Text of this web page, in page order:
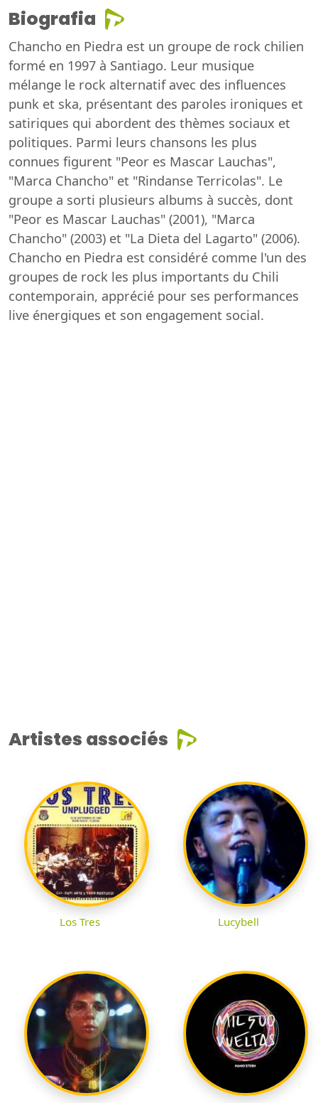
Biografia
Chancho en Piedra est un groupe de rock chilien
formé en 1997 à Santiago. Leur musique
mélange le rock alternatif avec des influences
punk et ska, présentant des paroles ironiques et
satiriques qui abordent des thèmes sociaux et
politiques. Parmi leurs chansons les plus
connues figurent "Peor es Mascar Lauchas",
"Marca Chancho" et "Rindanse Terricolas". Le
groupe a sorti plusieurs albums à succès, dont
"Peor es Mascar Lauchas" (2001), "Marca
Chancho" (2003) et "La Dieta del Lagarto" (2006).
Chancho en Piedra est considéré comme l'un des
groupes de rock les plus importants du Chili
contemporain, apprécié pour ses performances
live énergiques et son engagement social.
Artistes associés
Los Tres Lucybell